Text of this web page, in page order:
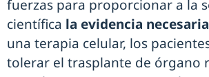
fuerzas para proporcionar a la
científica la evidencia necesaria
una terapia celular, los
tolerar el trasplante de órgano